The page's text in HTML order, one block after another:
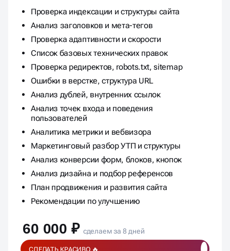
Проверка индексации и структуры сайта
Анализ заголовков и мета-тегов
Проверка адаптивности и скорости
Список базовых технических правок
Проверка редиректов, robots.txt, sitemap
Ошибки в верстке, структура URL
Анализ дублей, внутренних ссылок
Анализ точек входа и поведения
пользователей
Аналитика метрики и вебвизора
Маркетинговый разбор УТП и структуры
Анализ конверсии форм, блоков, кнопок
Анализ дизайна и подбор референсов
План продвижения и развития сайта
Рекомендации по улучшению
60 000 ₽ сделаем за 8 дней
СДЕЛАТЬ КРАСИВО 🔥